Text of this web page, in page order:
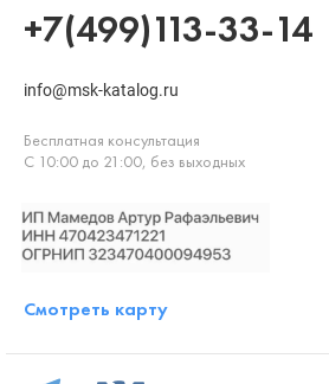
+7(499)113-33-14
info@msk-katalog.ru
Бесплатная консультация
С 10:00 до 21:00, без выходных
Смотреть карту